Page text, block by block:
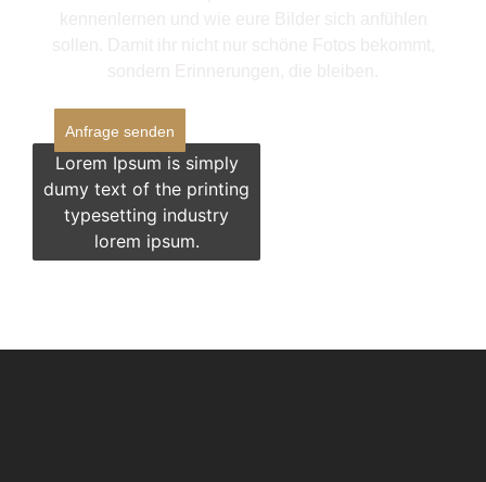
Anfrage senden
Lorem Ipsum is simply
dumy text of the printing
typesetting industry
lorem ipsum.